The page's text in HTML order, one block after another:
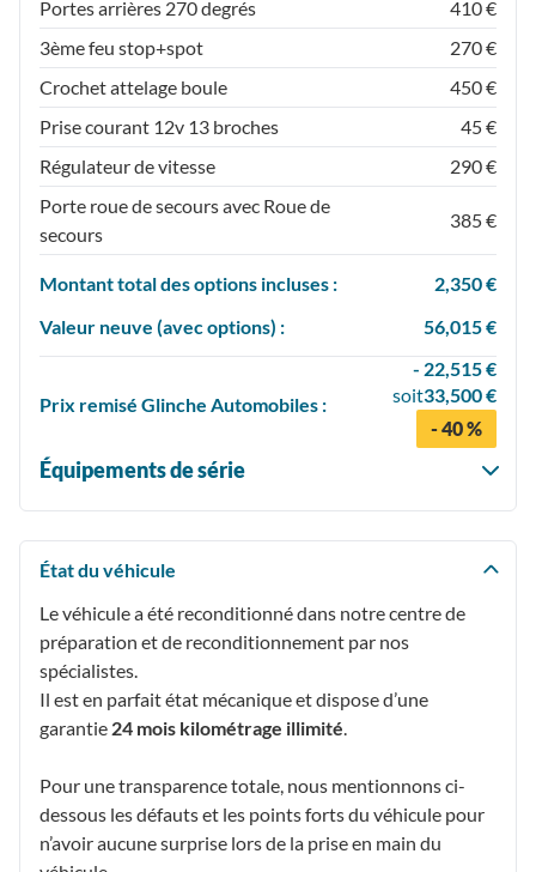
Portes arrières 270 degrés
410 €
3ème feu stop+spot
270 €
Crochet attelage boule
450 €
Prise courant 12v 13 broches
45 €
Régulateur de vitesse
290 €
Porte roue de secours avec Roue de
secours
385 €
Montant total des options incluses :
2,350 €
Valeur neuve (avec options) :
56,015 €
Prix remisé Glinche Automobiles :
- 22,515 €
soit33,500 €
- 40 %
Équipements de série
État du véhicule
Le véhicule a été reconditionné dans notre centre de
préparation et de reconditionnement par nos
spécialistes.
Il est en parfait état mécanique et dispose d’une
garantie 24 mois kilométrage illimité.
Pour une transparence totale, nous mentionnons ci-
dessous les défauts et les points forts du véhicule pour
n’avoir aucune surprise lors de la prise en main du